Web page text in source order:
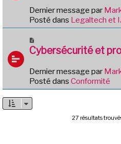
e
a
u
s
a
g
e
Dernier message par
Posté dans Legaltech et
o
u
v
e
a
Cybersécurité et
Dernier message par
Posté dans Conformité
27 résultats